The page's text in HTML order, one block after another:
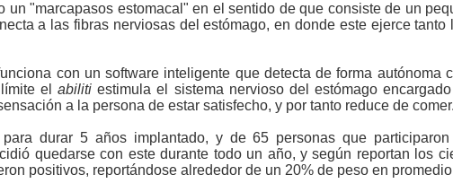
un "marcapasos estomacal" en el sentido de que consiste de un
a las fibras nerviosas del estómago, en donde este ejerce
con un software inteligente que detecta de forma autónoma
el abiliti estimula el sistema nervioso del estómago
a la persona de estar satisfecho, y por tanto reduce de comer.
durar 5 años implantado, y de 65 personas que
quedarse con este durante todo un año, y según reportan los
positivos, reportándose alrededor de un 20% de peso en